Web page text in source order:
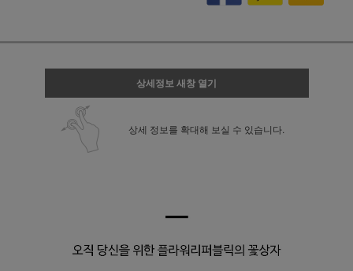
상세정보 새창 열기
상세 정보를 확대해 보실 수 있습니다.